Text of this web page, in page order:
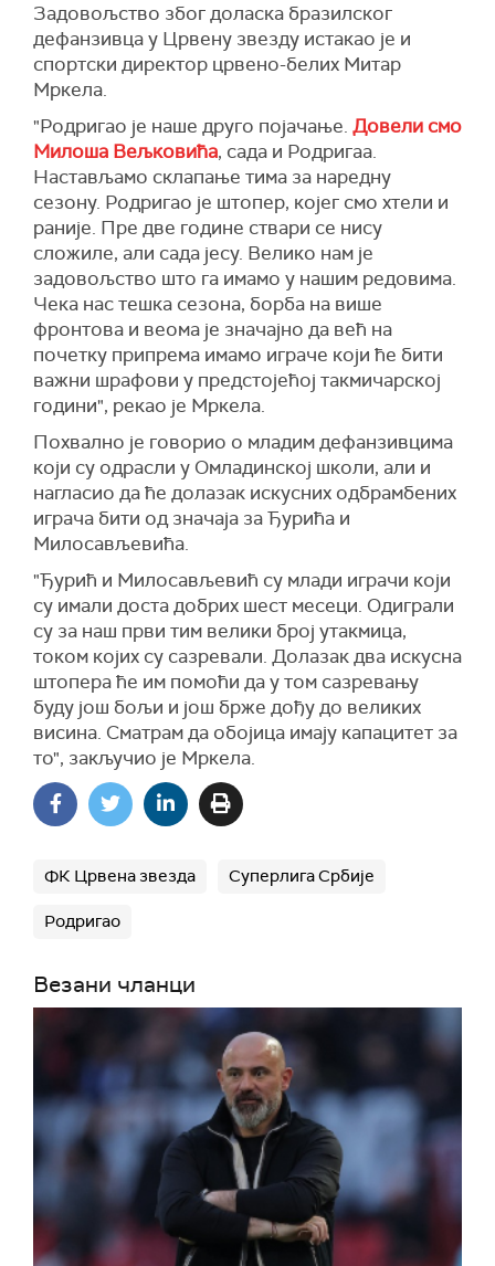
Задовољство због доласка бразилског
дефанзивца у Црвену звезду истакао је и
спортски директор црвено-белих Митар
Мркела.
"Родригао је наше друго појачање. Довели смо
Милоша Вељковића, сада и Родригаа.
Настављамо склапање тима за наредну
сезону. Родригао је штопер, којег смо хтели и
раније. Пре две године ствари се нису
сложиле, али сада јесу. Велико нам је
задовољство што га имамо у нашим редовима.
Чека нас тешка сезона, борба на више
фронтова и веома је значајно да већ на
почетку припрема имамо играче који ће бити
важни шрафови у предстојећој такмичарској
години", рекао је Мркела.
Похвално је говорио о младим дефанзивцима
који су одрасли у Омладинској школи, али и
нагласио да ће долазак искусних одбрамбених
играча бити од значаја за Ђурића и
Милосављевића.
"Ђурић и Милосављевић су млади играчи који
су имали доста добрих шест месеци. Одиграли
су за наш први тим велики број утакмица,
током којих су сазревали. Долазак два искусна
штопера ће им помоћи да у том сазревању
буду још бољи и још брже дођу до великих
висина. Сматрам да обојица имају капацитет за
то", закључио је Мркела.
ФК Црвена звезда Суперлига Србије
Родригао
Везани чланци